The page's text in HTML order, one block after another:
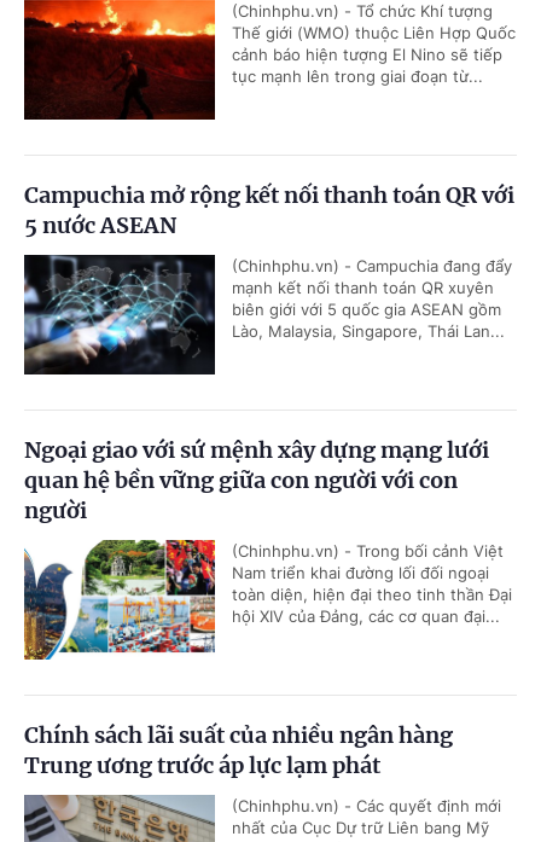
(Chinhphu.vn) - Tổ chức Khí tượng
Thế giới (WMO) thuộc Liên Hợp Quốc
cảnh báo hiện tượng El Nino sẽ tiếp
tục mạnh lên trong giai đoạn từ...
Campuchia mở rộng kết nối thanh toán QR với
5 nước ASEAN
(Chinhphu.vn) - Campuchia đang đẩy
mạnh kết nối thanh toán QR xuyên
biên giới với 5 quốc gia ASEAN gồm
Lào, Malaysia, Singapore, Thái Lan...
Ngoại giao với sứ mệnh xây dựng mạng lưới
quan hệ bền vững giữa con người với con
người
(Chinhphu.vn) - Trong bối cảnh Việt
Nam triển khai đường lối đối ngoại
toàn diện, hiện đại theo tinh thần Đại
hội XIV của Đảng, các cơ quan đại...
Chính sách lãi suất của nhiều ngân hàng
Trung ương trước áp lực lạm phát
(Chinhphu.vn) - Các quyết định mới
nhất của Cục Dự trữ Liên bang Mỹ